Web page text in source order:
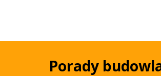
Porady